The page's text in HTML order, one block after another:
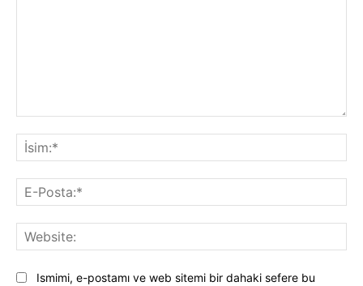
Ismimi, e-postamı ve web sitemi bir dahaki sefere bu